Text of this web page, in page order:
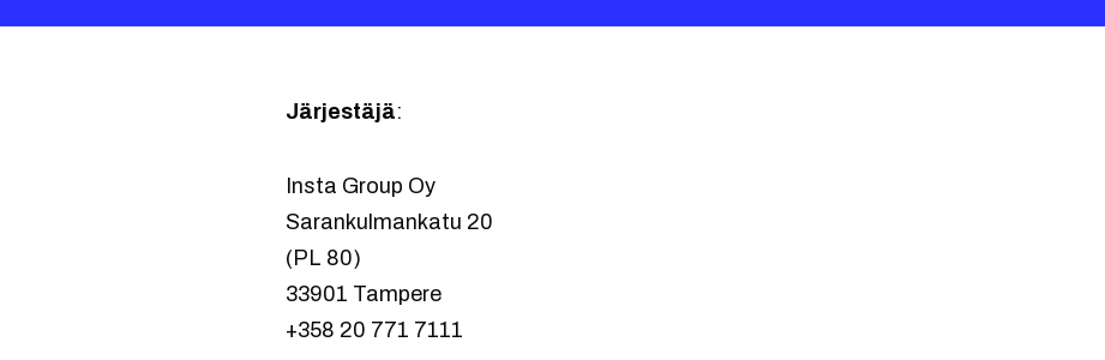
Järjestäjä:
Insta Group Oy
Sarankulmankatu 20
(PL 80)
33901 Tampere
+358 20 771 7111